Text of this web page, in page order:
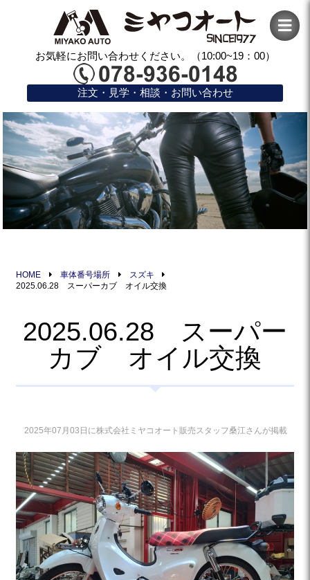
お気軽にお問い合わせください。（10:00~19：00）
注文・見学・相談・お問い合わせ
HOME 車体番号場所
スズキ
2025.06.28 スーパーカブ オイル交換
2025.06.28 スーパー
カブ オイル交換
2025年07月03日に株式会社ミヤコオート販売スタッフ桑江さんが掲載